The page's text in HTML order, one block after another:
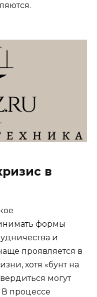
в
формы
и
проявляется в
хотя «бунт на
могут
В процессе